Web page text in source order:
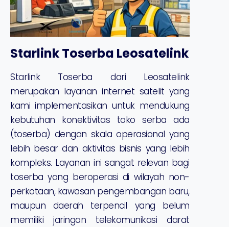
Starlink Toserba Leosatelink
Starlink Toserba dari Leosatelink
merupakan layanan internet satelit yang
kami implementasikan untuk mendukung
kebutuhan konektivitas toko serba ada
(toserba) dengan skala operasional yang
lebih besar dan aktivitas bisnis yang lebih
kompleks. Layanan ini sangat relevan bagi
toserba yang beroperasi di wilayah non-
perkotaan, kawasan pengembangan baru,
maupun daerah terpencil yang belum
memiliki jaringan telekomunikasi darat